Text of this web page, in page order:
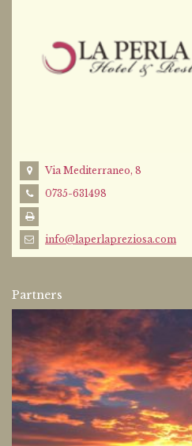
Via Mediterraneo, 8
0735-631498
info@laperlapreziosa.com
Partners